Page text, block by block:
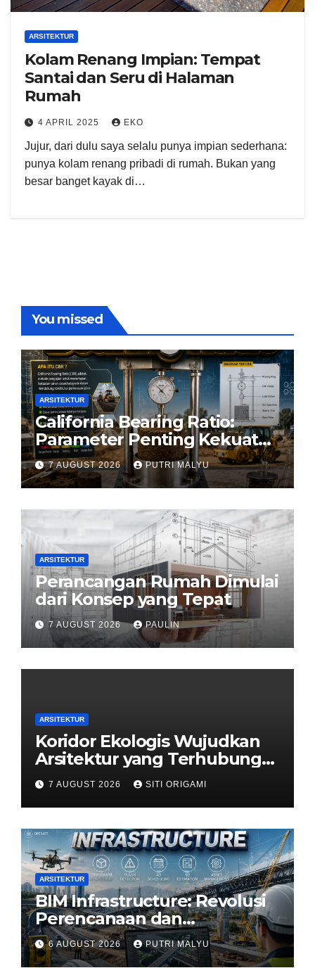
ARSITEKTUR
Kolam Renang Impian: Tempat
Santai dan Seru di Halaman
Rumah
4 APRIL 2025 EKO
Jujur, dari dulu saya selalu punya impian sederhana:
punya kolam renang pribadi di rumah. Bukan yang
besar banget kayak di…
You missed
ARSITEKTUR
California Bearing Ratio:
Parameter Penting Kekuatan
Tanah Konstruksi
7 AUGUST 2026 PUTRI MALYU
ARSITEKTUR
Perancangan Rumah Dimulai
dari Konsep yang Tepat
7 AUGUST 2026 PAULIN
ARSITEKTUR
Koridor Ekologis Wujudkan
Arsitektur yang Terhubung
dengan Alam
7 AUGUST 2026 SITI ORIGAMI
ARSITEKTUR
BIM Infrastructure: Revolusi
Perencanaan dan
Pengelolaan Infrastruktur
6 AUGUST 2026 PUTRI MALYU